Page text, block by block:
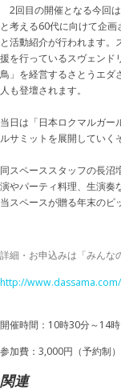
2回目の開催となる今回
と考える60代に向けて企
と活動紹介が行われます
援を行っているスヴェンド
鳥」を経営するさとうエダ
人も登壇されます。
当日は「日本ロクマルガー
ルサミットを展開していく
同スペーススタッフの長沼
演やパーティ料理、生演奏
当スペースが贈る年末のビ
詳細・お申込みは「みんな
http://
開催時間：10時30分～14時
参加費：3,000円（予約制
関連